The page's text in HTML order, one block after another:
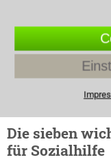
Nachweisen die
vorzulegen sind
wie z.B. ärztliche
Unterlagen
Die sieben
für Sozialhilfe